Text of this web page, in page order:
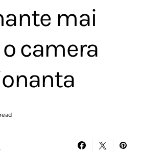
mai
camera